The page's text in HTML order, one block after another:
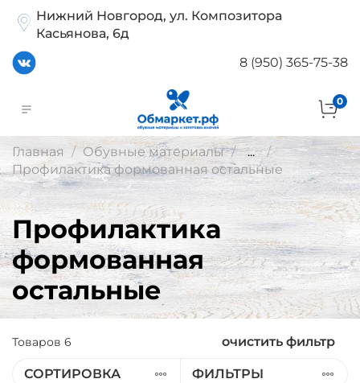
Нижний Новгород, ул. Композитора
Касьянова, 6д
8 (950) 365-75-38
0
Главная Обувные материалы
...
Профилактика формованная остальные
Профилактика
формованная
остальные
Товаров 6 очистить фильтр
СОРТИРОВКА ФИЛЬТРЫ